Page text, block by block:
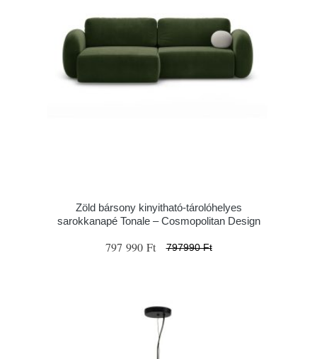
Zöld bársony kinyitható-tárolóhelyes
sarokkanapé Tonale – Cosmopolitan Design
797 990 Ft 797990 Ft